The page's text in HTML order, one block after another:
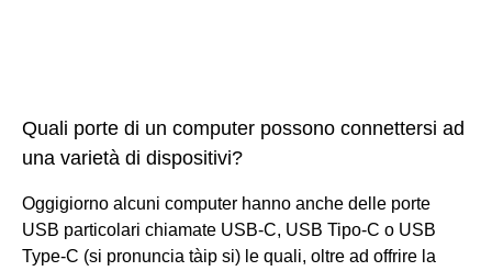
Quali porte di un computer possono connettersi ad
una varietà di dispositivi?
Oggigiorno alcuni computer hanno anche delle porte
USB particolari chiamate USB-C, USB Tipo-C o USB
Type-C (si pronuncia tàip si) le quali, oltre ad offrire la